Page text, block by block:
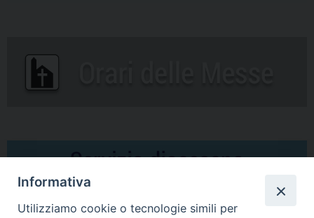
Informativa
Utilizziamo cookie o tecnologie simili per